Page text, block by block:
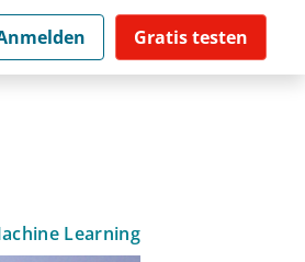
Gratis testen
Learning